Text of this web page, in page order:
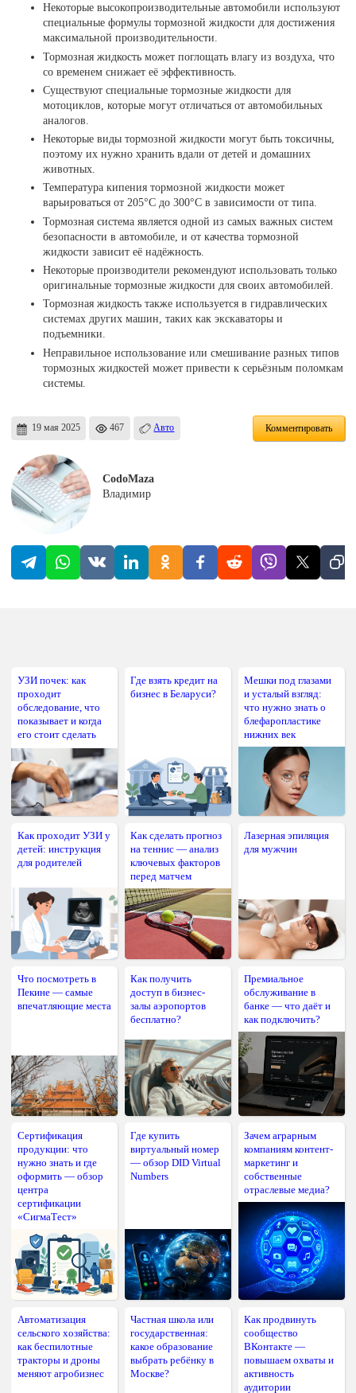
Некоторые высокопроизводительные автомобили используют
специальные формулы тормозной жидкости для достижения
максимальной производительности.
Тормозная жидкость может поглощать влагу из воздуха, что
со временем снижает её эффективность.
Существуют специальные тормозные жидкости для
мотоциклов, которые могут отличаться от автомобильных
аналогов.
Некоторые виды тормозной жидкости могут быть токсичны,
поэтому их нужно хранить вдали от детей и домашних
животных.
Температура кипения тормозной жидкости может
варьироваться от 205°C до 300°C в зависимости от типа.
Тормозная система является одной из самых важных систем
безопасности в автомобиле, и от качества тормозной
жидкости зависит её надёжность.
Некоторые производители рекомендуют использовать только
оригинальные тормозные жидкости для своих автомобилей.
Тормозная жидкость также используется в гидравлических
системах других машин, таких как экскаваторы и
подъемники.
Неправильное использование или смешивание разных типов
тормозных жидкостей может привести к серьёзным поломкам
системы.
19 мая 2025 467 Авто Комментировать
CodoMaza
Владимир
УЗИ почек: как
проходит
обследование, что
показывает и когда
его стоит сделать
Где взять кредит на
бизнес в Беларуси?
Мешки под глазами
и усталый взгляд:
что нужно знать о
блефаропластике
нижних век
Как проходит УЗИ у
детей: инструкция
для родителей
Как сделать прогноз
на теннис — анализ
ключевых факторов
перед матчем
Лазерная эпиляция
для мужчин
Что посмотреть в
Пекине — самые
впечатляющие места
Как получить
доступ в бизнес-
залы аэропортов
бесплатно?
Премиальное
обслуживание в
банке — что даёт и
как подключить?
Сертификация
продукции: что
нужно знать и где
оформить — обзор
центра
сертификации
«СигмаТест»
Где купить
виртуальный номер
— обзор DID Virtual
Numbers
Зачем аграрным
компаниям контент-
маркетинг и
собственные
отраслевые медиа?
Автоматизация
сельского хозяйства:
как беспилотные
тракторы и дроны
меняют агробизнес
Частная школа или
государственная:
какое образование
выбрать ребёнку в
Москве?
Как продвинуть
сообщество
ВКонтакте —
повышаем охваты и
активность
аудитории